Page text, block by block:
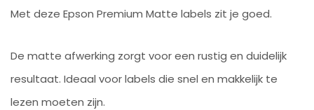
Met deze Epson Premium Matte labels zit je goed.
De matte afwerking zorgt voor een rustig en duidelijk
resultaat. Ideaal voor labels die snel en makkelijk te
lezen moeten zijn.